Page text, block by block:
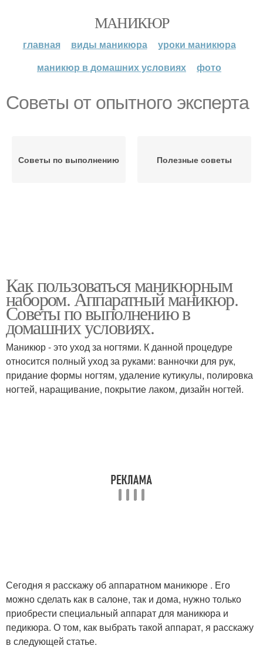
МАНИКЮР
главная виды маникюра
уроки маникюра
маникюр в домашних условиях
фото
Советы от опытного эксперта
Советы по выполнению Полезные советы
Как пользоваться маникюрным
набором. Аппаратный маникюр.
Советы по выполнению в
домашних условиях.
Маникюр - это уход за ногтями. К данной процедуре
относится полный уход за руками: ванночки для рук,
придание формы ногтям, удаление кутикулы, полировка
ногтей, наращивание, покрытие лаком, дизайн ногтей.
Сегодня я расскажу об аппаратном маникюре . Его
можно сделать как в салоне, так и дома, нужно только
приобрести специальный аппарат для маникюра и
педикюра. О том, как выбрать такой аппарат, я расскажу
в следующей статье.